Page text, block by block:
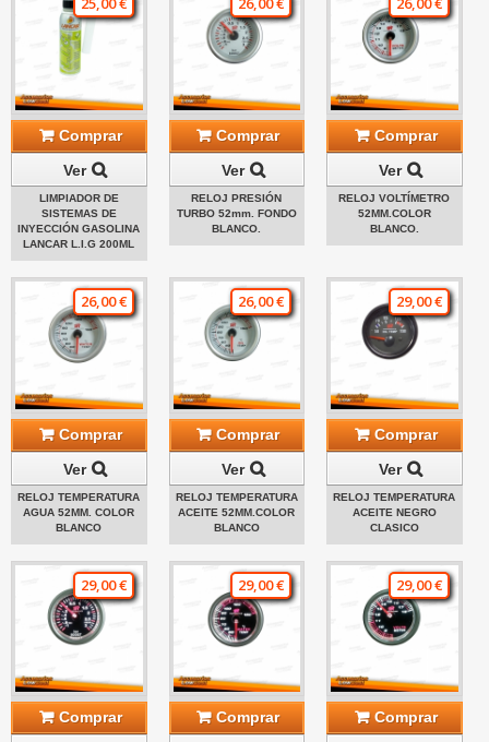
Comprar
Ver
LIMPIADOR DE
SISTEMAS DE
INYECCIÓN GASOLINA
LANCAR L.I.G 200ML
Comprar
Ver
RELOJ PRESIÓN
TURBO 52mm. FONDO
BLANCO.
Comprar
Ver
RELOJ VOLTÍMETRO
52MM.COLOR
BLANCO.
26,00 €
Comprar
Ver
RELOJ TEMPERATURA
AGUA 52MM. COLOR
BLANCO
26,00 €
Comprar
Ver
RELOJ TEMPERATURA
ACEITE 52MM.COLOR
BLANCO
29,00 €
Comprar
Ver
RELOJ TEMPERATURA
ACEITE NEGRO
CLASICO
29,00 €
Comprar
29,00 €
Comprar
29,00 €
Comprar